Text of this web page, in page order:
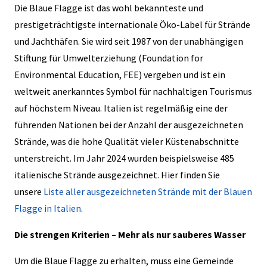
Die Blaue Flagge ist das wohl bekannteste und
prestigeträchtigste internationale Öko-Label für Strände
und Jachthäfen. Sie wird seit 1987 von der unabhängigen
Stiftung für Umwelterziehung (Foundation for
Environmental Education, FEE) vergeben und ist ein
weltweit anerkanntes Symbol für nachhaltigen Tourismus
auf höchstem Niveau. Italien ist regelmäßig eine der
führenden Nationen bei der Anzahl der ausgezeichneten
Strände, was die hohe Qualität vieler Küstenabschnitte
unterstreicht. Im Jahr 2024 wurden beispielsweise 485
italienische Strände ausgezeichnet. Hier finden Sie
unsere Liste aller ausgezeichneten Strände mit der Blauen
Flagge in Italien.
Die strengen Kriterien – Mehr als nur sauberes Wasser
Um die Blaue Flagge zu erhalten, muss eine Gemeinde